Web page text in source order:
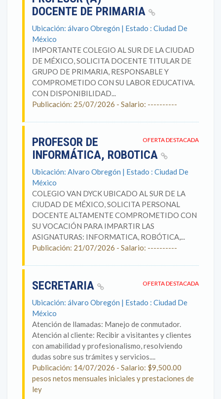
DOCENTE DE PRIMARIA
Ubicación: álvaro Obregón | Estado : Ciudad De
México
IMPORTANTE COLEGIO AL SUR DE LA CIUDAD
DE MÉXICO, SOLICITA DOCENTE TITULAR DE
GRUPO DE PRIMARIA, RESPONSABLE Y
COMPROMETIDO CON SU LABOR EDUCATIVA.
CON DISPONIBILIDAD...
Publicación: 25/07/2026 - Salario: ----------
OFERTA DESTACADA
PROFESOR DE
INFORMÁTICA, ROBOTICA
Ubicación: Alvaro Obregón | Estado : Ciudad De
México
COLEGIO VAN DYCK UBICADO AL SUR DE LA
CIUDAD DE MÉXICO, SOLICITA PERSONAL
DOCENTE ALTAMENTE COMPROMETIDO CON
SU VOCACIÓN PARA IMPARTIR LAS
ASIGNATURAS: INFORMATICA, ROBÓTICA,...
Publicación: 21/07/2026 - Salario: ----------
OFERTA DESTACADA
SECRETARIA
Ubicación: álvaro Obregón | Estado : Ciudad De
México
Atención de llamadas: Manejo de conmutador.
Atención al cliente: Recibir a visitantes y clientes
con amabilidad y profesionalismo, resolviendo
dudas sobre sus trámites y servicios....
Publicación: 14/07/2026 - Salario: $9,500.00
pesos netos mensuales iniciales y prestaciones de
ley